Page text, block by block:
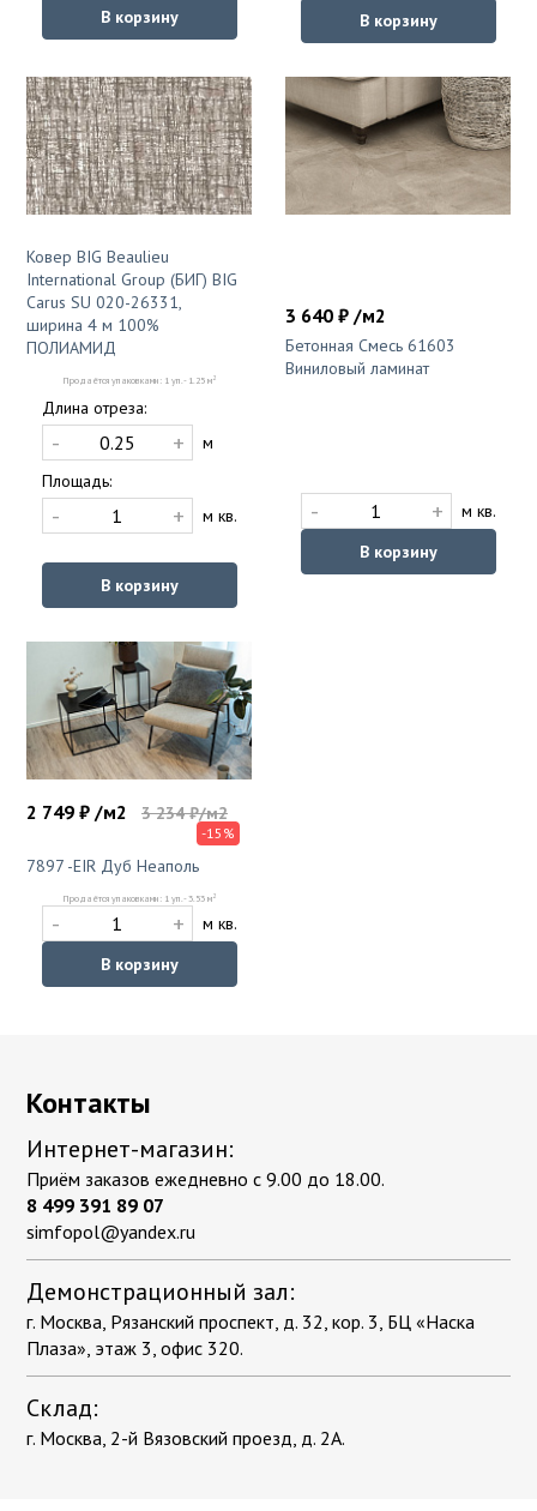
В корзину
В корзину
Ковер BIG Beaulieu
International Group (БИГ) BIG
Carus SU 020-26331,
ширина 4 м 100%
ПОЛИАМИД
Продаётся упаковками: 1 уп. - 1.25 м2
Длина отреза:
- +
м
Площадь:
- + м кв.
В корзину
3 640 ₽ /м2
Бетонная Смесь 61603
Виниловый ламинат
- +
м кв.
В корзину
2 749 ₽ /м2 3 234 ₽/м2
-15%
7897 -EIR Дуб Неаполь
Продаётся упаковками: 1 уп. - 3.53 м2
- +
м кв.
В корзину
Контакты
Интернет-магазин:
Приём заказов ежедневно с 9.00 до 18.00.
8 499 391 89 07
simfopol@yandex.ru
Демонстрационный зал:
г. Москва, Рязанский проспект, д. 32, кор. 3, БЦ «Наска
Плаза», этаж 3, офис 320.
Склад:
г. Москва, 2-й Вязовский проезд, д. 2А.